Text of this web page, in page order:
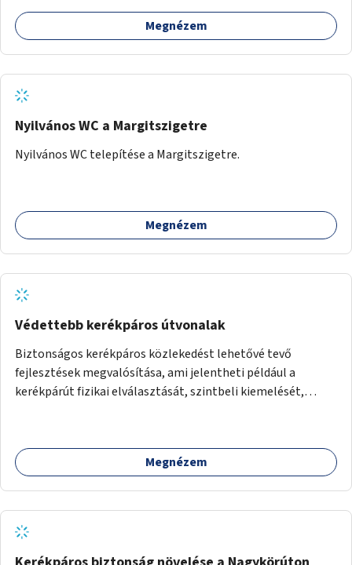
Megnézem
Nyilvános WC a Margitszigetre
Nyilvános WC telepítése a Margitszigetre.
Megnézem
Védettebb kerékpáros útvonalak
Biztonságos kerékpáros közlekedést lehetővé tevő
fejlesztések megvalósítása, ami jelentheti például a
kerékpárút fizikai elválasztását, szintbeli kiemelését,
vagy akár egyes egyirányú utcák megnyitását
szembeforgalmú kerékpározásra.
Megnézem